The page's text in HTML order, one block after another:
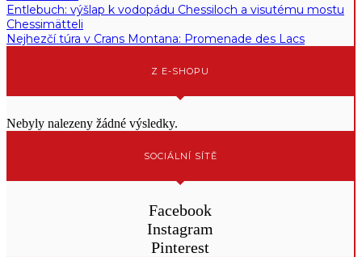
Entlebuch: výšlap k vodopádu Chessiloch a visutému mostu
Chessimätteli
Nejhezčí túra v Crans Montana: Promenade des Lacs
Z E-SHOPU
Nebyly nalezeny žádné výsledky.
SOCIÁLNÍ SÍTĚ
Facebook
Instagram
Pinterest